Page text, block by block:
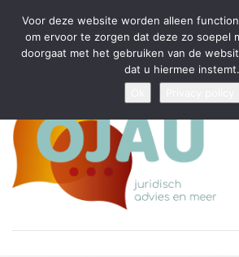
Tijdelijke stop: wegens drukte kan ik beperkt
en vragen beantwoorden
Algemene Voorwaarden
Disclaimer
Voor deze website worden alleen
om ervoor te zorgen dat deze zo soepel
doorgaat met het gebruiken van de
dat u hiermee instemt.